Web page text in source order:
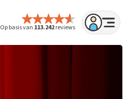
Op basis van 113.242reviews